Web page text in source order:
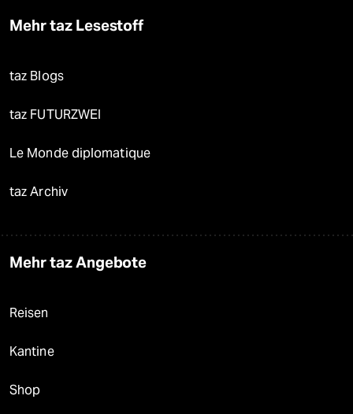
Mehr taz Lesestoff
taz Blogs
taz FUTURZWEI
Le Monde diplomatique
taz Archiv
Mehr taz Angebote
Reisen
Kantine
Shop